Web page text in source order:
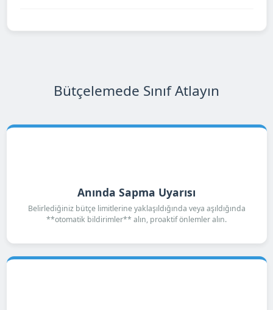
Bütçelemede Sınıf Atlayın
Anında Sapma Uyarısı
Belirlediğiniz bütçe limitlerine yaklaşıldığında veya aşıldığında
**otomatik bildirimler** alın, proaktif önlemler alın.